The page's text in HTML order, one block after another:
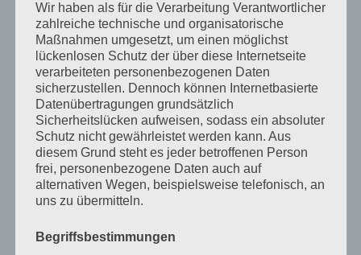
August 2016
Juli 2016
November 2015
September 2015
August 2015
Juli 2015
Mai 2015
April 2015
August 2014
Wir haben als für die Verarbeitung Verantwortlicher
zahlreiche technische und organisatorische
Maßnahmen umgesetzt, um einen möglichst
lückenlosen Schutz der über diese Internetseite
verarbeiteten personenbezogenen Daten
sicherzustellen. Dennoch können Internetbasierte
Datenübertragungen grundsätzlich
Sicherheitslücken aufweisen, sodass ein absoluter
Schutz nicht gewährleistet werden kann. Aus
diesem Grund steht es jeder betroffenen Person
frei, personenbezogene Daten auch auf
alternativen Wegen, beispielsweise telefonisch, an
uns zu übermitteln.
Begriffsbestimmungen